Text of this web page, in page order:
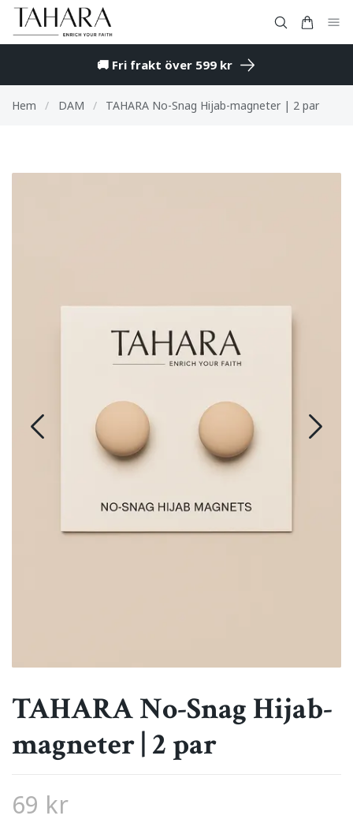
🚚 Fri frakt över 599 kr
Hem / DAM / TAHARA No-Snag Hijab-magneter | 2 par
TAHARA No-Snag Hijab-
magneter | 2 par
69 kr